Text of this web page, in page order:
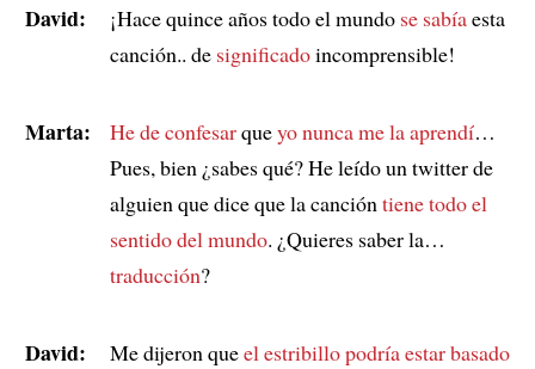
David: ¡Hace quince años todo el mundo se sabíaesta
canción.. de significadoincomprensible!
Marta: He de confesarqueyo nunca me la aprendí…
Pues, bien ¿sabes qué? He leído un twitter de
alguien que dice que la canción tiene todo el
sentido del mundo. ¿Quieres saber la…
traducción?
David: Me dijeron queel estribillopodría estar basado